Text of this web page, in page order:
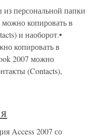
персональной папки
копировать в
и наоборот.•
копировать в
2007 можно
(Contacts),
Access 2007 со